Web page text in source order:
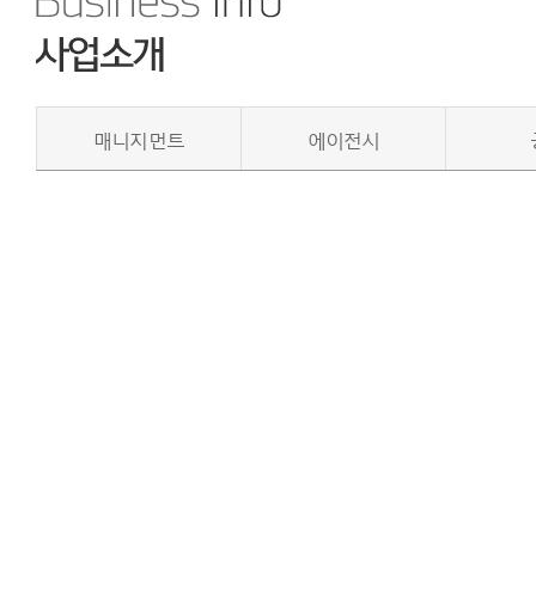
매니지먼트 에이전시